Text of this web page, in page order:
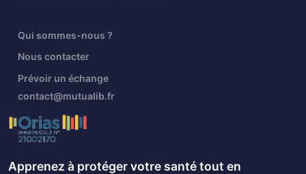
Qui sommes-nous ?
Nous contacter
Prévoir un échange
contact@mutualib.fr
Apprenez à protéger votre santé tout en